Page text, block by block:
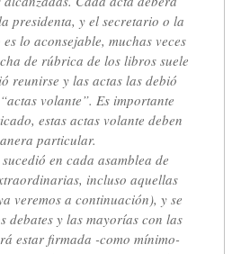
presidenta, y el secretario o la
lo aconsejable, muchas veces
de rúbrica de los libros suele
reunirse y las actas las debió
volante”. Es importante
estas actas volante deben
particular.
en cada asamblea de
incluso aquellas
veremos a continuación), y se
debates y las mayorías con las
estar firmada -como mínimo-